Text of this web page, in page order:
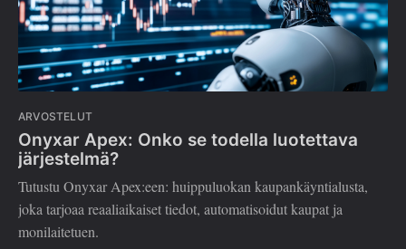
ARVOSTELUT
Onyxar Apex: Onko se todella luotettava
järjestelmä?
Tutustu Onyxar Apex:een: huippuluokan kaupankäyntialusta,
joka tarjoaa reaaliaikaiset tiedot, automatisoidut kaupat ja
monilaitetuen.